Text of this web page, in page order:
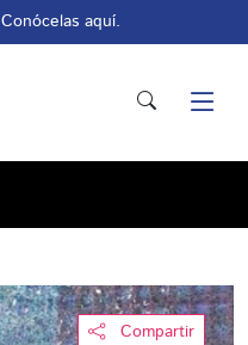
Conócelas aquí.
Compartir